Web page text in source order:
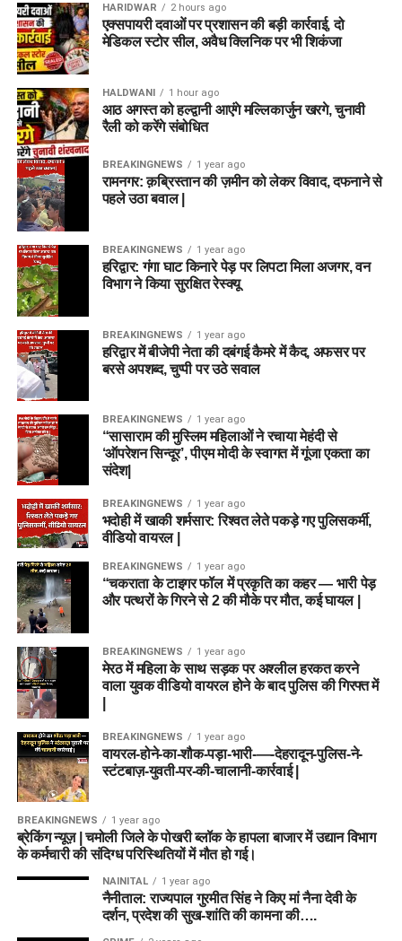
HARIDWAR 2 hours ago
एक्सपायरी दवाओं पर प्रशासन की बड़ी कार्रवाई, दो
मेडिकल स्टोर सील, अवैध क्लिनिक पर भी शिकंजा
HALDWANI 1 hour ago
आठ अगस्त को हल्द्वानी आएंगे मल्लिकार्जुन खरगे, चुनावी
रैली को करेंगे संबोधित
BREAKINGNEWS 1 year ago
रामनगर: क़ब्रिस्तान की ज़मीन को लेकर विवाद, दफनाने से
पहले उठा बवाल |
BREAKINGNEWS 1 year ago
हरिद्वार: गंगा घाट किनारे पेड़ पर लिपटा मिला अजगर, वन
विभाग ने किया सुरक्षित रेस्क्यू
BREAKINGNEWS 1 year ago
हरिद्वार में बीजेपी नेता की दबंगई कैमरे में कैद, अफसर पर
बरसे अपशब्द, चुप्पी पर उठे सवाल
BREAKINGNEWS 1 year ago
“सासाराम की मुस्लिम महिलाओं ने रचाया मेहंदी से
‘ऑपरेशन सिन्दूर’, पीएम मोदी के स्वागत में गूंजा एकता का
संदेश|
BREAKINGNEWS 1 year ago
भदोही में खाकी शर्मसार: रिश्वत लेते पकड़े गए पुलिसकर्मी,
वीडियो वायरल |
BREAKINGNEWS 1 year ago
“चकराता के टाइगर फॉल में प्रकृति का कहर — भारी पेड़
और पत्थरों के गिरने से 2 की मौके पर मौत, कई घायल |
BREAKINGNEWS 1 year ago
मेरठ में महिला के साथ सड़क पर अश्लील हरकत करने
वाला युवक वीडियो वायरल होने के बाद पुलिस की गिरफ्त में
BREAKINGNEWS 1 year ago
वायरल-होने-का-शौक-पड़ा-भारी-—-देहरादून-पुलिस-ने-
स्टंटबाज़-युवती-पर-की-चालानी-कार्रवाई |
BREAKINGNEWS 1 year ago
ब्रेकिंग न्यूज़ | चमोली जिले के पोखरी ब्लॉक के हापला बाजार में उद्यान विभाग
के कर्मचारी की संदिग्ध परिस्थितियों में मौत हो गई।
NAINITAL 1 year ago
नैनीताल: राज्यपाल गुरमीत सिंह ने किए मां नैना देवी के
दर्शन, प्रदेश की सुख-शांति की कामना की….